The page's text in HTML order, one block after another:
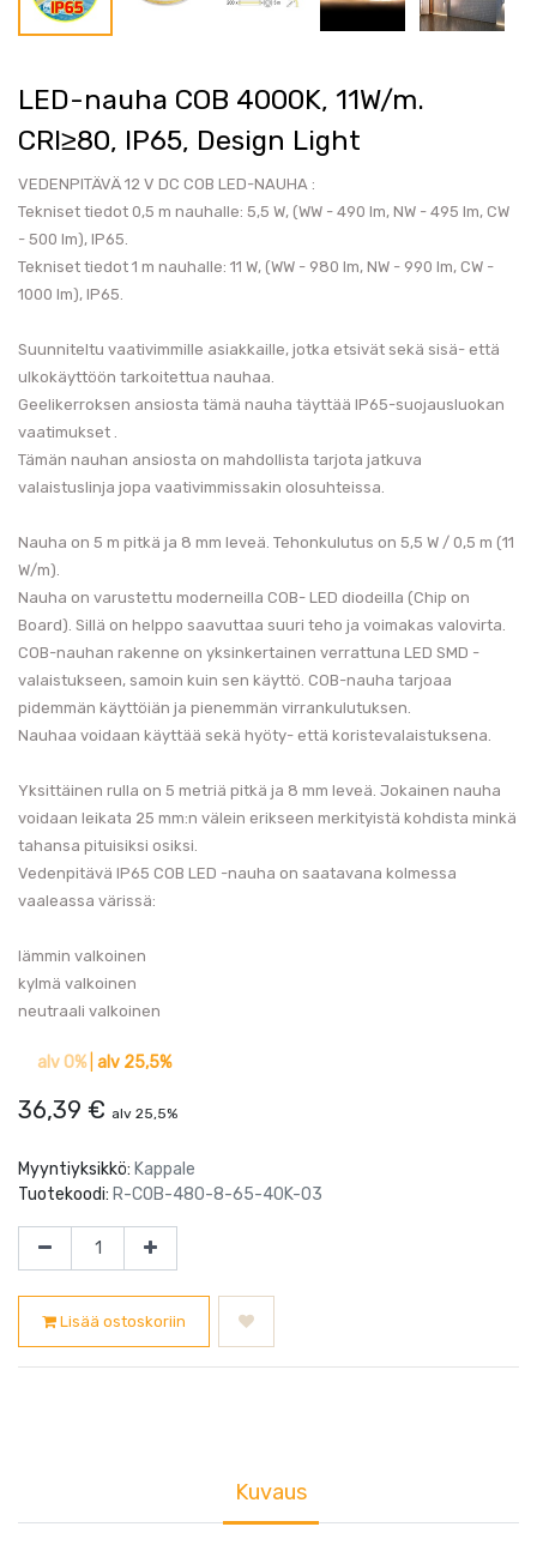
LED-nauha COB 4000K, 11W/m.
CRI≥80, IP65, Design Light
VEDENPITÄVÄ 12 V DC COB LED-NAUHA :
Tekniset tiedot 0,5 m nauhalle: 5,5 W, (WW - 490 lm, NW - 495 lm, CW
- 500 lm), IP65.
Tekniset tiedot 1 m nauhalle: 11 W, (WW - 980 lm, NW - 990 lm, CW -
1000 lm), IP65.
Suunniteltu vaativimmille asiakkaille, jotka etsivät sekä sisä- että
ulkokäyttöön tarkoitettua nauhaa.
Geelikerroksen ansiosta tämä nauha täyttää IP65-suojausluokan
vaatimukset .
Tämän nauhan ansiosta on mahdollista tarjota jatkuva
valaistuslinja jopa vaativimmissakin olosuhteissa.
Nauha on 5 m pitkä ja 8 mm leveä. Tehonkulutus on 5,5 W / 0,5 m (11
W/m).
Nauha on varustettu moderneilla COB- LED diodeilla (Chip on
Board). Sillä on helppo saavuttaa suuri teho ja voimakas valovirta.
COB-nauhan rakenne on yksinkertainen verrattuna LED SMD -
valaistukseen, samoin kuin sen käyttö. COB-nauha tarjoaa
pidemmän käyttöiän ja pienemmän virrankulutuksen.
Nauhaa voidaan käyttää sekä hyöty- että koristevalaistuksena.
Yksittäinen rulla on 5 metriä pitkä ja 8 mm leveä. Jokainen nauha
voidaan leikata 25 mm:n välein erikseen merkityistä kohdista minkä
tahansa pituisiksi osiksi.
Vedenpitävä IP65 COB LED -nauha on saatavana kolmessa
vaaleassa värissä:
lämmin valkoinen
kylmä valkoinen
neutraali valkoinen
alv 0%| alv 25,5%
36,39 € alv 25,5%
Myyntiyksikkö: Kappale
Tuotekoodi: R-COB-480-8-65-40K-03
Lisää ostoskoriin
Kuvaus